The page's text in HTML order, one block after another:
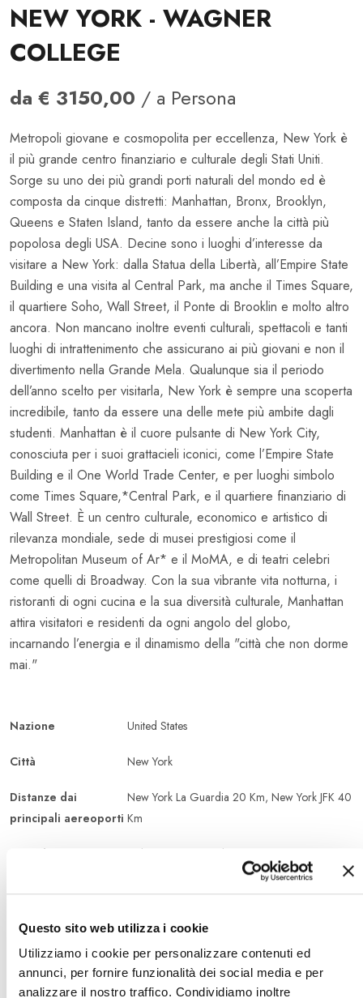
Questo sito web utilizza i cookie
Utilizziamo i cookie per personalizzare contenuti ed
annunci, per fornire funzionalità dei social media e per
analizzare il nostro traffico. Condividiamo inoltre
NEW YORK - WAGNER
COLLEGE
da € 3150,00 / a Persona
Metropoli giovane e cosmopolita per eccellenza, New York è
il più grande centro finanziario e culturale degli Stati Uniti.
Sorge su uno dei più grandi porti naturali del mondo ed è
composta da cinque distretti: Manhattan, Bronx, Brooklyn,
Queens e Staten Island, tanto da essere anche la città più
popolosa degli USA. Decine sono i luoghi d’interesse da
visitare a New York: dalla Statua della Libertà, all’Empire State
Building e una visita al Central Park, ma anche il Times Square,
il quartiere Soho, Wall Street, il Ponte di Brooklin e molto altro
ancora. Non mancano inoltre eventi culturali, spettacoli e tanti
luoghi di intrattenimento che assicurano ai più giovani e non il
divertimento nella Grande Mela. Qualunque sia il periodo
dell’anno scelto per visitarla, New York è sempre una scoperta
incredibile, tanto da essere una delle mete più ambite dagli
studenti. Manhattan è il cuore pulsante di New York City,
conosciuta per i suoi grattacieli iconici, come l’Empire State
Building e il One World Trade Center, e per luoghi simbolo
come Times Square,*Central Park, e il quartiere finanziario di
Wall Street. È un centro culturale, economico e artistico di
rilevanza mondiale, sede di musei prestigiosi come il
Metropolitan Museum of Ar* e il MoMA, e di teatri celebri
come quelli di Broadway. Con la sua vibrante vita notturna, i
ristoranti di ogni cucina e la sua diversità culturale, Manhattan
attira visitatori e residenti da ogni angolo del globo,
incarnando l’energia e il dinamismo della "città che non dorme
mai."
Nazione United States
Città New York
Distanze dai
principali aereoporti
New York La Guardia 20 Km, New York JFK 40
Km
Periodo Dal 28/06/2026 al 01/08/2026
Età 13 - 18 anni
Sistemazione college
Durata 2 settimane